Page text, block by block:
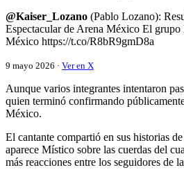
@Kaiser_Lozano (Pablo Lozano):
Espectacular de Arena México El
México https://t.co/R8bR9gmD8a
9 mayo 2026 · Ver en X
Aunque varios integrantes intentaron
quien terminó confirmando
México.
El cantante compartió en sus historias
aparece Místico sobre las cuerdas del
más reacciones entre los seguidores de